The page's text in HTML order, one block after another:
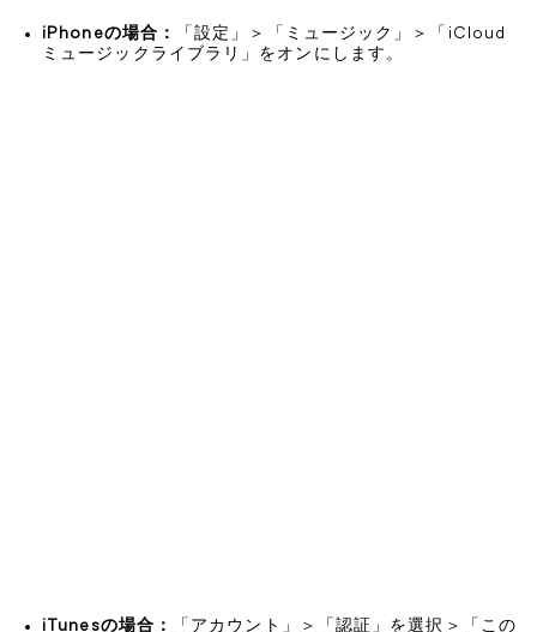
iPhoneの場合：
「設定」＞「ミュージック」＞「iCloud
ミュージックライブラリ」をオンにします。
iTunesの場合：
「アカウント」＞「認証」を選択＞「この